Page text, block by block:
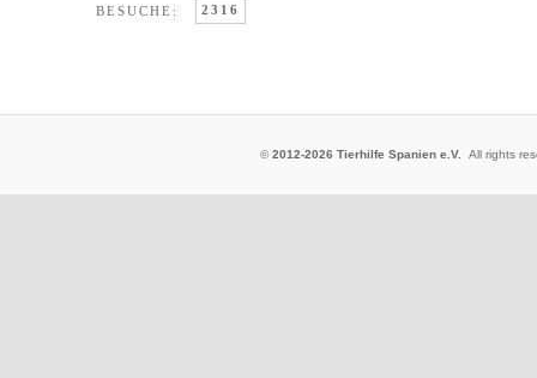
BESUCHE: 2316
©2012-2026 Tierhilfe Spanien e.V.All rights